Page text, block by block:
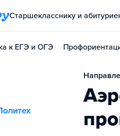
Старшекласснику и
к ЕГЭ и ОГЭ